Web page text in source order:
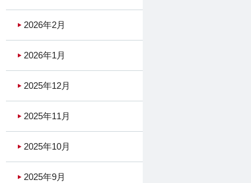
2026年2月
2026年1月
2025年12月
2025年11月
2025年10月
2025年9月